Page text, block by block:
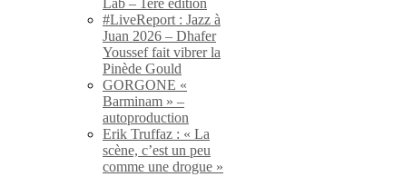
Lab – 1ère édition
#LiveReport : Jazz à
Juan 2026 – Dhafer
Youssef fait vibrer la
Pinède Gould
GORGONE «
Barminam » –
autoproduction
Erik Truffaz : « La
scène, c’est un peu
comme une drogue »